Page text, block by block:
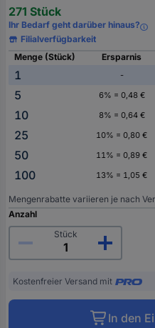
271 Stück
Ihr Bedarf geht darüber hinaus?
Filialverfügbarkeit
Menge (Stück)
Ersparnis
1 -
5
6% = 0,48 €
10
8% = 0,64 €
25
10% = 0,80 €
50
11% = 0,89 €
100
13% = 1,05 €
Mengenrabatte variieren je nach
Anzahl
Stück
Kostenfreier Versand mit
In den